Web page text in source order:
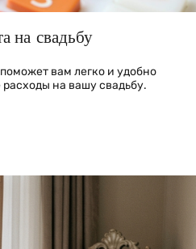
на свадьбу
вам легко и удобно
на вашу свадьбу.